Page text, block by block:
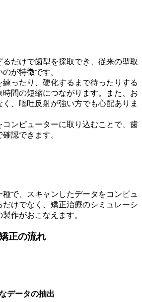
だけで歯型を採取でき、従来の型取
が特徴です。
ったり、硬化するまで待ったりする
間の短縮につながります。また、お
、嘔吐反射が強い方でも心配ありま
コンピューターに取り込むことで、歯
認できます。
で、スキャンしたデータをコンピュ
けでなく、矯正治療のシミュレーシ
作がおこなえます。
正の流れ
データの抽出